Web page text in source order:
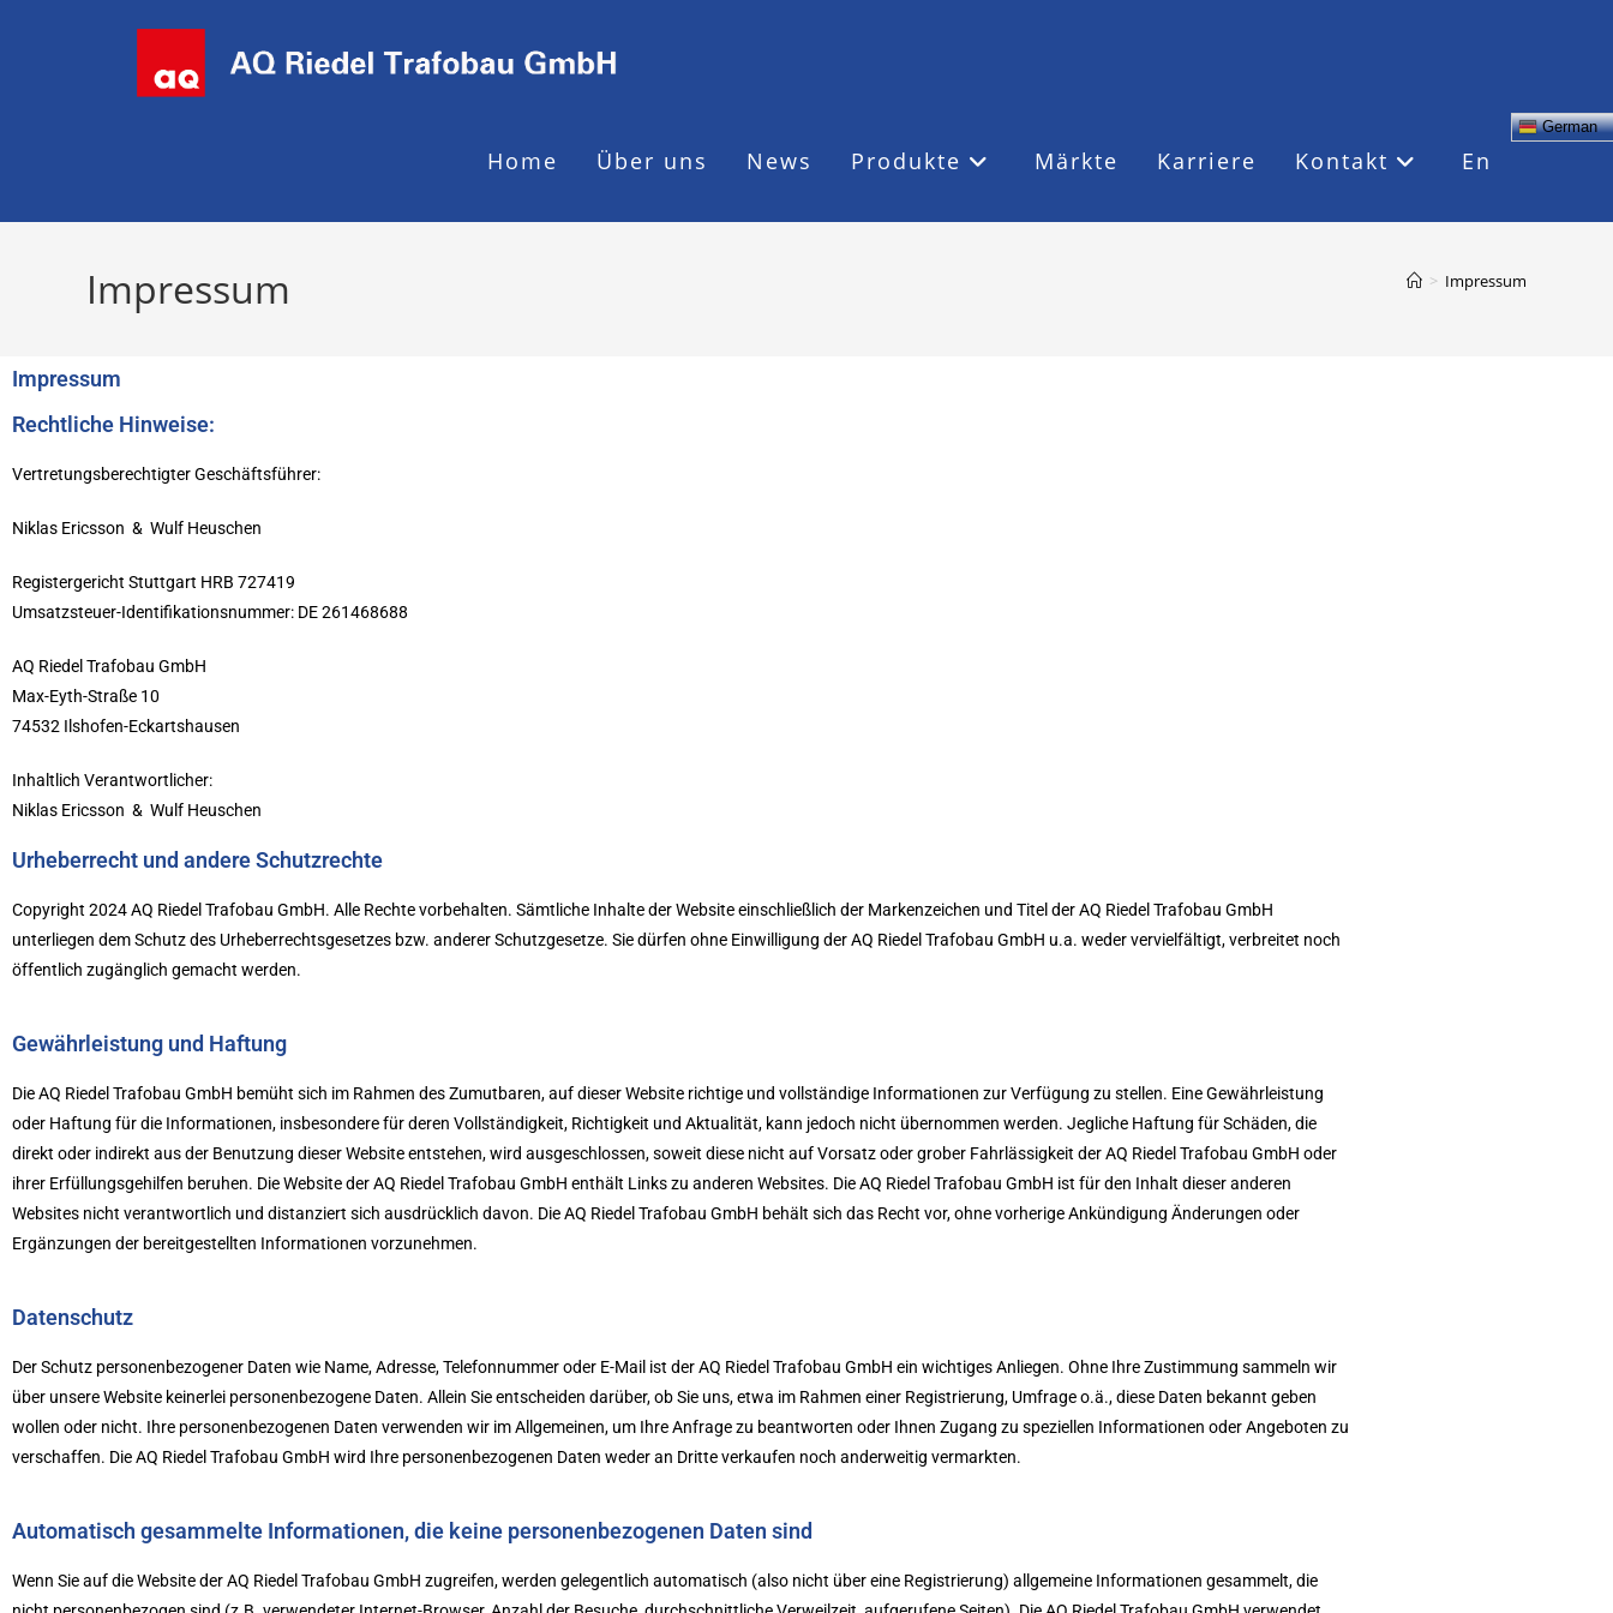
Home Über uns News Produkte Märkte Karriere Kontakt En
German
Impressum > Impressum
Impressum
Rechtliche Hinweise:
Vertretungsberechtigter Geschäftsführer:
Niklas Ericsson & Wulf Heuschen
Registergericht Stuttgart HRB 727419
Umsatzsteuer-Identifikationsnummer: DE 261468688
AQ Riedel Trafobau GmbH
Max-Eyth-Straße 10
74532 Ilshofen-Eckartshausen
Inhaltlich Verantwortlicher:
Niklas Ericsson & Wulf Heuschen
Urheberrecht und andere Schutzrechte
Copyright 2024 AQ Riedel Trafobau GmbH. Alle Rechte vorbehalten. Sämtliche Inhalte der Website einschließlich der Markenzeichen und Titel der AQ Riedel Trafobau GmbH
unterliegen dem Schutz des Urheberrechtsgesetzes bzw. anderer Schutzgesetze. Sie dürfen ohne Einwilligung der AQ Riedel Trafobau GmbH u.a. weder vervielfältigt, verbreitet noch
öffentlich zugänglich gemacht werden.
Gewährleistung und Haftung
Die AQ Riedel Trafobau GmbH bemüht sich im Rahmen des Zumutbaren, auf dieser Website richtige und vollständige Informationen zur Verfügung zu stellen. Eine Gewährleistung
oder Haftung für die Informationen, insbesondere für deren Vollständigkeit, Richtigkeit und Aktualität, kann jedoch nicht übernommen werden. Jegliche Haftung für Schäden, die
direkt oder indirekt aus der Benutzung dieser Website entstehen, wird ausgeschlossen, soweit diese nicht auf Vorsatz oder grober Fahrlässigkeit der AQ Riedel Trafobau GmbH oder
ihrer Erfüllungsgehilfen beruhen. Die Website der AQ Riedel Trafobau GmbH enthält Links zu anderen Websites. Die AQ Riedel Trafobau GmbH ist für den Inhalt dieser anderen
Websites nicht verantwortlich und distanziert sich ausdrücklich davon. Die AQ Riedel Trafobau GmbH behält sich das Recht vor, ohne vorherige Ankündigung Änderungen oder
Ergänzungen der bereitgestellten Informationen vorzunehmen.
Datenschutz
Der Schutz personenbezogener Daten wie Name, Adresse, Telefonnummer oder E-Mail ist der AQ Riedel Trafobau GmbH ein wichtiges Anliegen. Ohne Ihre Zustimmung sammeln wir
über unsere Website keinerlei personenbezogene Daten. Allein Sie entscheiden darüber, ob Sie uns, etwa im Rahmen einer Registrierung, Umfrage o.ä., diese Daten bekannt geben
wollen oder nicht. Ihre personenbezogenen Daten verwenden wir im Allgemeinen, um Ihre Anfrage zu beantworten oder Ihnen Zugang zu speziellen Informationen oder Angeboten zu
verschaffen. Die AQ Riedel Trafobau GmbH wird Ihre personenbezogenen Daten weder an Dritte verkaufen noch anderweitig vermarkten.
Automatisch gesammelte Informationen, die keine personenbezogenen Daten sind
Wenn Sie auf die Website der AQ Riedel Trafobau GmbH zugreifen, werden gelegentlich automatisch (also nicht über eine Registrierung) allgemeine Informationen gesammelt, die